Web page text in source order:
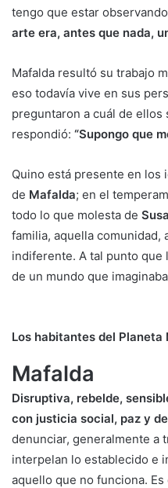
tengo que estar observando
arte era, antes que nada,
Mafalda resultó su trabajo
eso todavía vive en sus
preguntaron a cuál de ellos
respondió: “Supongo que
Quino está presente en los
de Mafalda; en el
todo lo que molesta de
familia, aquella comunidad,
indiferente. A tal punto que
de un mundo que
Los habitantes del Planeta
Mafalda
Disruptiva, rebelde,
con justicia social, paz y
denunciar, generalmente a
interpelan lo establecido e
aquello que no funciona.